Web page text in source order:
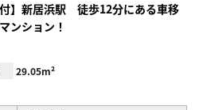
付】新居浜駅 徒歩12分にある車移
ンション！
29.05m²